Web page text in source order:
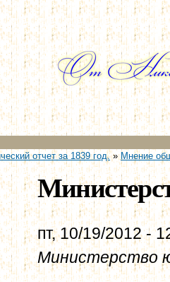
отчет за 1839 год.» Мнение
пт, 10/19/2012 -
Министерство